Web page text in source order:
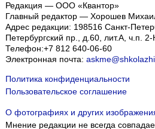
Редакция — ООО «Квантор»
Главный редактор — Хорошев
Адрес редакции: 198516 Санкт-
Петербургский пр., д.60, лит.А, ч.п.
Телефон:+7 812 640-06-60
Электронная почта:
Политика конфиденциальности
Пользовательское соглашение
О фотографиях и других
Мнение редакции не всегда